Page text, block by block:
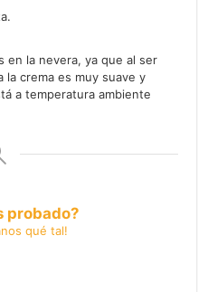
en la nevera, ya que al ser
la crema es muy suave y
a temperatura ambiente
probado?
qué tal!